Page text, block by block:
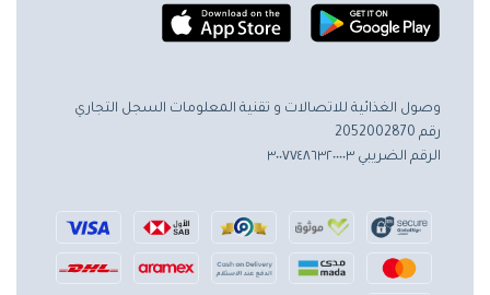
وصول الغذائية للاتصالات و تقنية المعلومات السجل التجاري
رقم 2052002870
الرقم الضريبي ٣٠٠٧٧٤٨٦٣٢٠٠٠٠٣